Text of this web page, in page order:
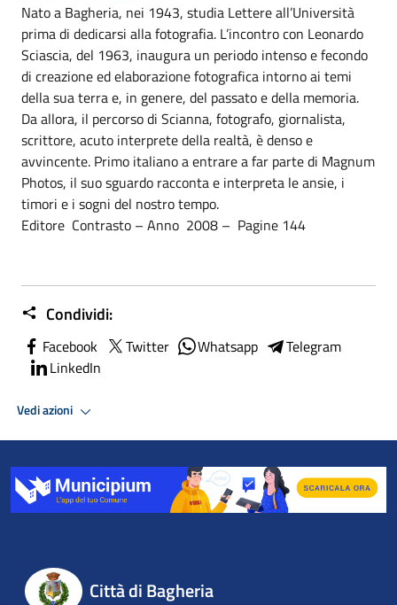
Nato a Bagheria, nei 1943, studia Lettere all’Università
prima di dedicarsi alla fotografia. L’incontro con Leonardo
Sciascia, del 1963, inaugura un periodo intenso e fecondo
di creazione ed elaborazione fotografica intorno ai temi
della sua terra e, in genere, del passato e della memoria.
Da allora, il percorso di Scianna, fotografo, giornalista,
scrittore, acuto interprete della realtà, è denso e
avvincente. Primo italiano a entrare a far parte di Magnum
Photos, il suo sguardo racconta e interpreta le ansie, i
timori e i sogni del nostro tempo.
Editore Contrasto – Anno 2008 – Pagine 144
Condividi:
Facebook Twitter Whatsapp
Telegram
LinkedIn
Vedi azioni
Città di Bagheria